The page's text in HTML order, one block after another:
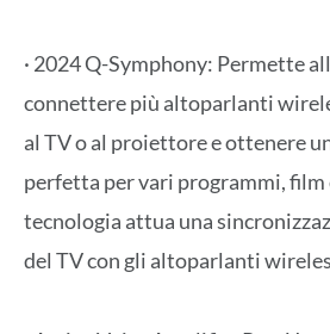
· 2024 Q-Symphony: Permette
connettere più altoparlanti
al TV o al proiettore e ottenere
perfetta per vari programmi, film
tecnologia attua una
del TV con gli altoparlanti